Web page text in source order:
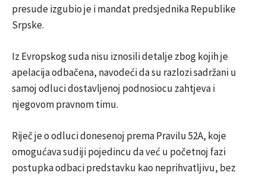
presude izgubio je i mandat predsjednika Republike
Srpske.
Iz Evropskog suda nisu iznosili detalje zbog kojih je
apelacija odbačena, navodeći da su razlozi sadržani u
samoj odluci dostavljenoj podnosiocu zahtjeva i
njegovom pravnom timu.
Riječ je o odluci donesenoj prema Pravilu 52A, koje
omogućava sudiji pojedincu da već u početnoj fazi
postupka odbaci predstavku kao neprihvatljivu, bez